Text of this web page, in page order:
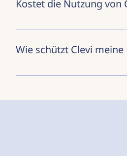
und ersetzt
Kostet die Nutzung von
Nein – Clevi ist für dich
Wie schützt Clevi meine
Clevi behandelt deine
Zwecken verwendet.